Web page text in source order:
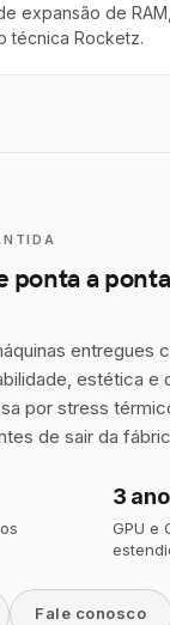
expansão de
técnica Rocketz.
ponta a
entregues
estética e
por stress
de sair da
3
GPU e
Fale conosco